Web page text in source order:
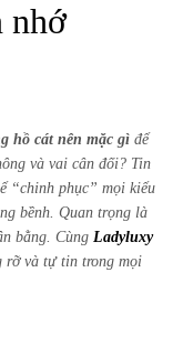
nhớ
hồ cát nên mặc gì để
và vai cân đối? Tin
“chinh phục” mọi kiểu
bềnh. Quan trọng là
bằng. Cùng Ladyluxy
rỡ và tự tin trong mọi